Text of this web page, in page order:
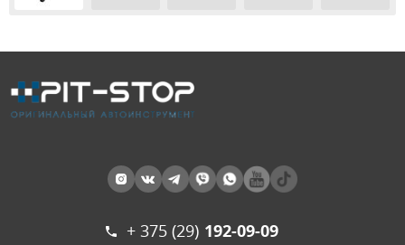
+ 375 (29) 192-09-09